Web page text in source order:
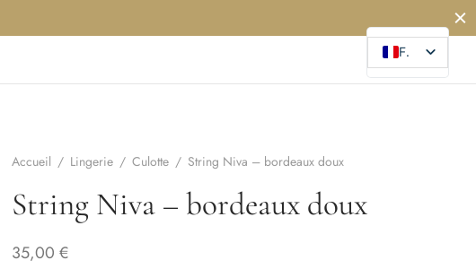
FR
Accueil / Lingerie / Culotte / String Niva – bordeaux doux
String Niva – bordeaux doux
35,00 €